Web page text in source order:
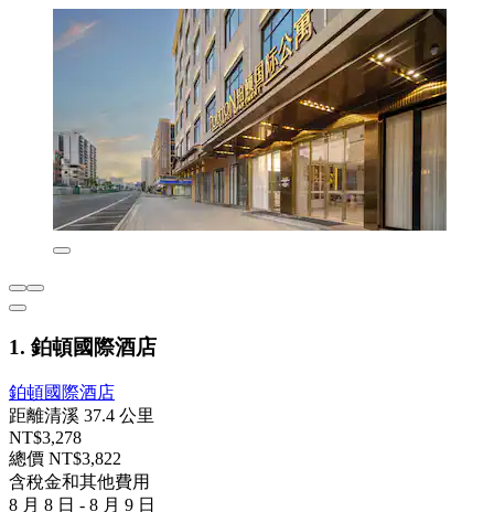
1. 鉑頓國際酒店
鉑頓國際酒店
距離清溪 37.4 公里
NT$3,278
總價 NT$3,822
含稅金和其他費用
8 月 8 日 - 8 月 9 日